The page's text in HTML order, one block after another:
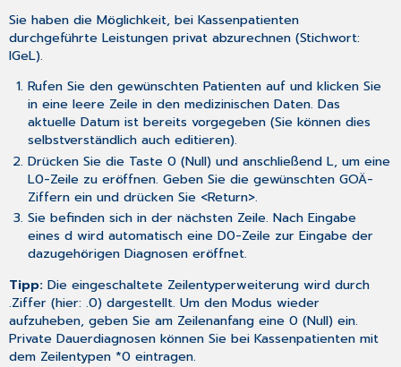
headers
Sie haben die Möglichkeit, bei Kassenpatienten
durchgeführte Leistungen privat abzurechnen (Stichwort:
IGeL).
Rufen Sie den gewünschten Patienten auf und klicken Sie
in eine leere Zeile in den medizinischen Daten. Das
aktuelle Datum ist bereits vorgegeben (Sie können dies
selbstverständlich auch editieren).
Drücken Sie die Taste 0 (Null) und anschließend L, um eine
L0-Zeile zu eröffnen. Geben Sie die gewünschten GOÄ-
Ziffern ein und drücken Sie <Return>.
Sie befinden sich in der nächsten Zeile. Nach Eingabe
eines d wird automatisch eine D0-Zeile zur Eingabe der
dazugehörigen Diagnosen eröffnet.
Tipp:Die eingeschaltete Zeilentyperweiterung wird durch
.Ziffer (hier: .0) dargestellt. Um den Modus wieder
aufzuheben, geben Sie am Zeilenanfang eine 0 (Null) ein.
Private Dauerdiagnosen können Sie bei Kassenpatienten mit
dem Zeilentypen *0 eintragen.